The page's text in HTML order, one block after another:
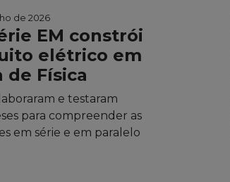
de 2026
EM constrói
elétrico em
de Física
e testaram
para compreender as
em série e em paralelo